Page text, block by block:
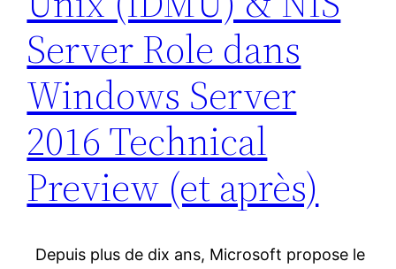
Server Role dans
Windows Server
2016 Technical
Preview (et après)
Depuis plus de dix ans, Microsoft propose le